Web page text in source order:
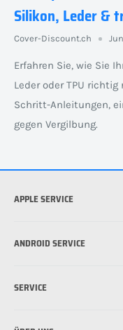
Silikon, Leder &
Cover-Discount.ch
Erfahren Sie, wie Sie
Leder oder TPU
Schritt-Anleitungen,
gegen Vergilbung.
APPLE SERVICE
Welche iPad habe ich?
Was ist MagSafe?
ANDROID SERVICE
Schutzfolie für Handy
SERVICE